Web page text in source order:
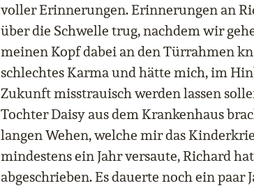
voller Erinnerungen. Erinnerungen an
über die Schwelle trug, nachdem wir
meinen Kopf dabei an den Türrahmen
schlechtes Karma und hätte mich, im
Zukunft misstrauisch werden lassen
Tochter Daisy aus dem Krankenhaus
langen Wehen, welche mir das
mindestens ein Jahr versaute, Richard
abgeschrieben. Es dauerte noch ein paar